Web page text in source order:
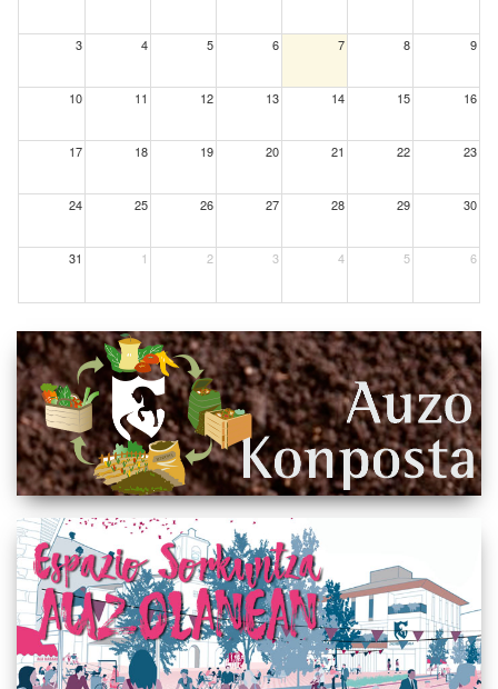
3 4 5 6 7 8 9
10 11 12 13 14 15 16
17 18 19 20 21 22 23
24 25 26 27 28 29 30
31 1 2 3 4 5 6